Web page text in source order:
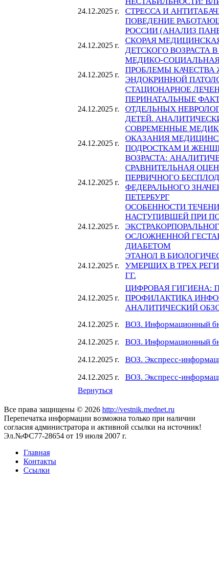
24.12.2025 г.
СТРЕССА И
ПОВЕДЕНИЕ
РОССИИ (АНАЛИЗ
24.12.2025 г.
СКОРАЯ
ДЕТСКОГО ВОЗРАСТА
24.12.2025 г.
МЕДИКО-
ПРОБЛЕМЫ КАЧЕСТВА
ЭНДОКРИННОЙ
СТАЦИОНАРНОЕ
24.12.2025 г.
ПЕРИНАТАЛЬНЫЕ
ОТДЕЛЬНЫХ
ДЕТЕЙ.
24.12.2025 г.
СОВРЕМЕННЫЕ
ОКАЗАНИЯ
ПОДРОСТКАМ И
ВОЗРАСТА:
24.12.2025 г.
СРАВНИТЕЛЬНАЯ
ПЕРВИЧНОГО
ФЕДЕРАЛЬНОГО
ПЕТЕРБУРГ
24.12.2025 г.
ОСОБЕННОСТИ
НАСТУПИВШЕЙ ПРИ
ОСЛОЖНЕННОЙ
ДИАБЕТОМ
24.12.2025 г.
ЭТАНОЛ В
УМЕРШИХ В ТРЕХ
ГГ.
24.12.2025 г.
ЦИФРОВАЯ ГИГИЕНА:
ПРОФИЛАКТИКА
АНАЛИТИЧЕСКИЙ
24.12.2025 г. ВОЗ. Информационный
24.12.2025 г. ВОЗ. Информационный
24.12.2025 г. ВОЗ. Экспресс-
24.12.2025 г. ВОЗ. Экспресс-
Вернуться
Все права защищены © 2026 http://vestnik.mednet.ru
Перепечатка информации возможна только при наличии
согласия администратора и активной ссылки на источник!
Эл.№ФС77-28654 от 19 июля 2007 г.
Главная
Контакты
Ссылки